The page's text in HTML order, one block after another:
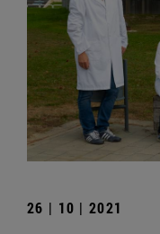
26 | 10 | 2021